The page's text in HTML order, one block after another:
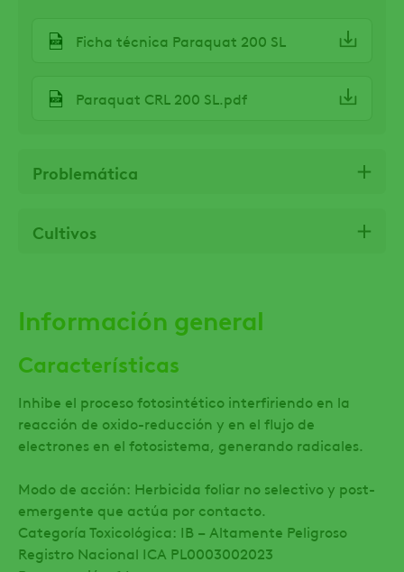
Información general
Características
Inhibe el proceso fotosintético interfiriendo en la
reacción de oxido-reducción y en el flujo de
electrones en el fotosistema, generando radicales.
Modo de acción: Herbicida foliar no selectivo y post-
emergente que actúa por contacto.
Categoría Toxicológica: IB – Altamente Peligroso
Registro Nacional ICA PL0003002023
Ficha técnica Paraquat 200 SL
Paraquat CRL 200 SL.pdf
Problemática
Cultivos